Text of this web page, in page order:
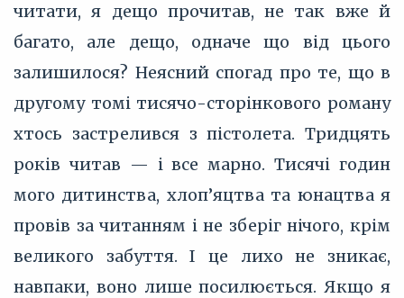
читати, я дещо прочитав, не так вже й
багато, але дещо, одначе що від цього
залишилося? Неясний спогад про те, що в
другому томі тисячо-сторінкового роману
хтось застрелився з пістолета. Тридцять
років читав — і все марно. Тисячі годин
мого дитинства, хлоп’яцтва та юнацтва я
провів за читанням і не зберіг нічого, крім
великого забуття. І це лихо не зникає,
навпаки, воно лише посилюється. Якщо я